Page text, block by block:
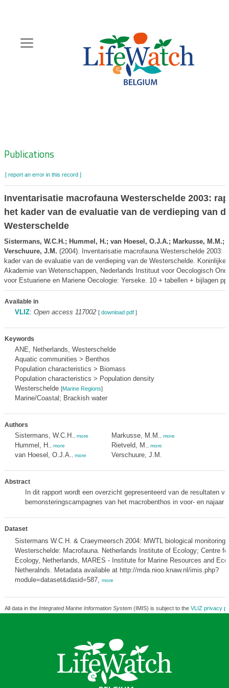
content
Zoeknavigatie
Publications
[ report an error in this record ]
Inventarisatie macrofauna Westerschelde 2003:
het kader van de evaluatie van de verdieping van
Westerschelde
Sistermans, W.C.H.; Hummel, H.; van Hoesel, O.J.A.; Markusse, M.M.;
Verschuure, J.M. (2004). Inventarisatie macrofauna Westerschelde 2003:
kader van de evaluatie van de verdieping van de Westerschelde. Koninlijke
Akademie van Wetenschappen, Nederlands Instituut voor Oecologisch
voor Estuariene en Mariene Oecologie: Yerseke. 10 + tabellen + bijlagen pp.
Available in
VLIZ: Open access 117002 [ download pdf]
Keywords
ANE, Netherlands, Westerschelde
Aquatic communities > Benthos
Population characteristics > Biomass
Population characteristics > Population density
Westerschelde [Marine Regions]
Marine/Coastal; Brackish water
Authors
Sistermans, W.C.H. more
Hummel, H. more
van Hoesel, O.J.A. more
Markusse, M.M. more
Rietveld, M. more
Verschuure, J.M.
Abstract
In dit rapport wordt een overzicht gepresenteerd van de resultaten
bemonsteringscampagnes van het macrobenthos in voor- en najaar
Dataset
Sistermans W.C.H. & Craeymeersch 2004: MWTL biological monitoring
Westerschelde: Macrofauna. Netherlands Institute of Ecology; Centre
Ecology, Netherlands, MARES - Institute for Marine Resources and
Netheralnds. Metadata available at http://mda.nioo.knaw.nl/imis.php?
module=dataset&dasid=587, more
All data in the Integrated Marine Information System(IMIS) is subject to the VLIZ privacy